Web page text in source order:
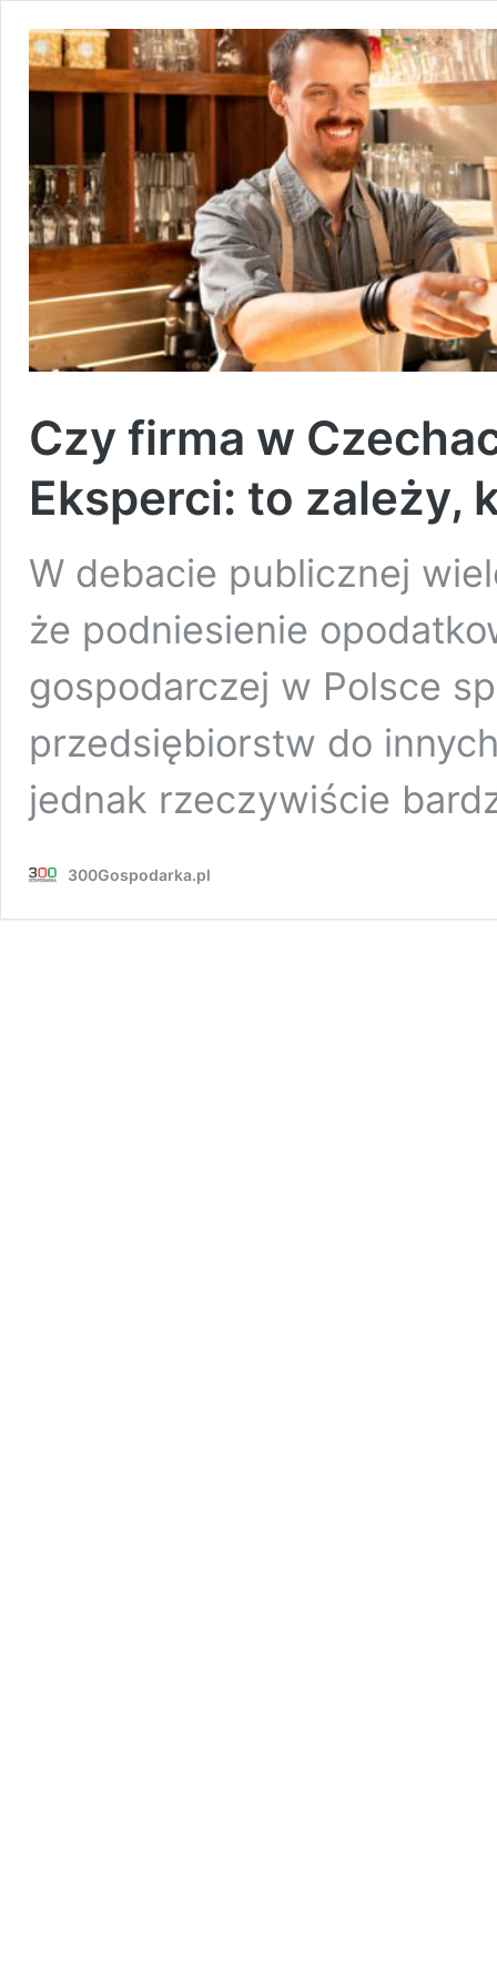
Czy firma w
Eksperci: to zależy,
W debacie publicznej
że podniesienie
gospodarczej w Polsce
przedsiębiorstw do
jednak rzeczywiście
300Gospodarka.pl